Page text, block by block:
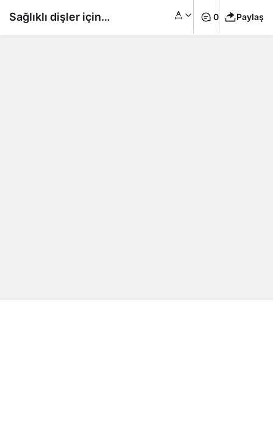
Sağlıklı dişler için 0 Paylaş